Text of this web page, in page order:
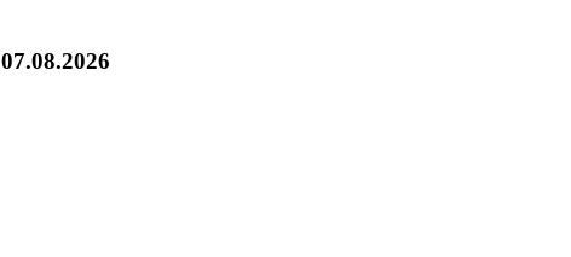
07.08.2026